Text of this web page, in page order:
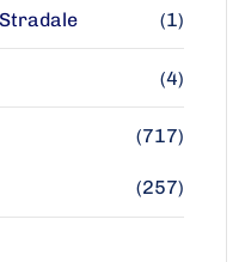
(1)
(4)
(717)
(257)